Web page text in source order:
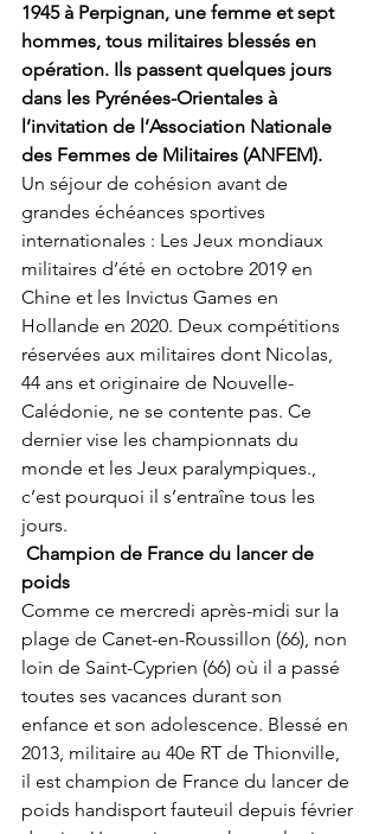
1945 à Perpignan, une femme et sept
hommes, tous militaires blessés en
opération. Ils passent quelques jours
dans les Pyrénées-Orientales à
l’invitation de l’Association Nationale
des Femmes de Militaires (ANFEM).
Un séjour de cohésion avant de
grandes échéances sportives
internationales : Les Jeux mondiaux
militaires d’été en octobre 2019 en
Chine et les Invictus Games en
Hollande en 2020. Deux compétitions
réservées aux militaires dont Nicolas,
44 ans et originaire de Nouvelle-
Calédonie, ne se contente pas. Ce
dernier vise les championnats du
monde et les Jeux paralympiques.,
c’est pourquoi il s’entraîne tous les
jours.
Champion de France du lancer de
poids
Comme ce mercredi après-midi sur la
plage de Canet-en-Roussillon (66), non
loin de Saint-Cyprien (66) où il a passé
toutes ses vacances durant son
enfance et son adolescence. Blessé en
2013, militaire au 40e RT de Thionville,
il est champion de France du lancer de
poids handisport fauteuil depuis février